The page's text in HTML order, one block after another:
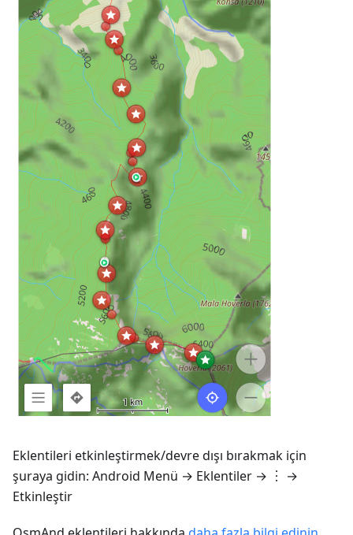
Eklentileri etkinleştirmek/devre dışı bırakmak için
şuraya gidin: Android Menü → Eklentiler → ︙ →
Etkinleştir